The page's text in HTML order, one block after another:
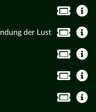
der Lust